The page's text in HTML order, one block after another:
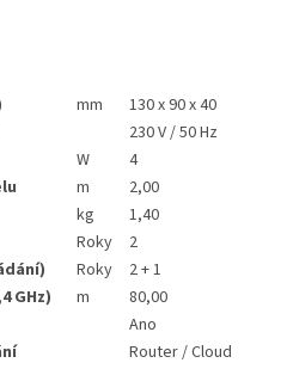
mm
130 x 90 x 40
230 V / 50 Hz
W
4
m
2,00
kg
1,40
Roky
2
Roky
2 + 1
GHz)
m
80,00
Ano
Router / Cloud